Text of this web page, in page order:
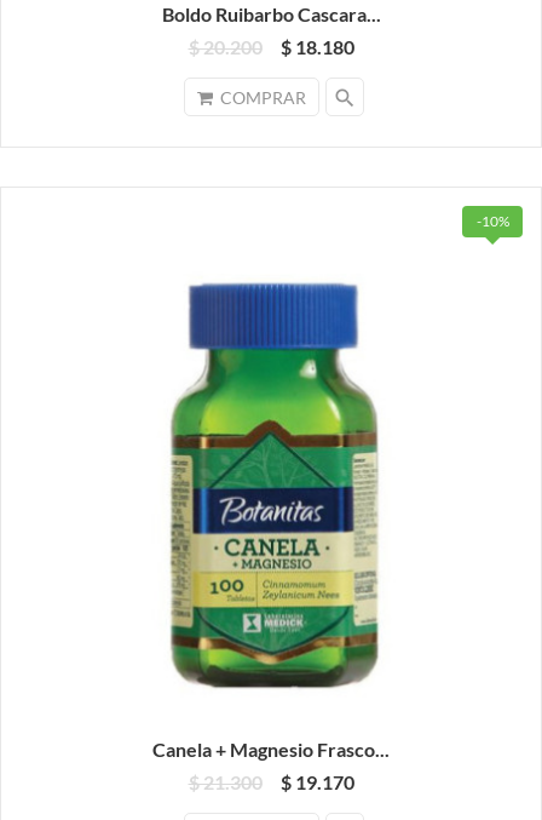
Boldo Ruibarbo Cascara...
$ 20.200
$ 18.180
COMPRAR search
Canela + Magnesio Frasco...
$ 21.300
$ 19.170
-10%